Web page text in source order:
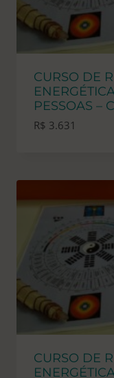
CURSO DE
PESSOAS –
R$ 3.631
CURSO DE